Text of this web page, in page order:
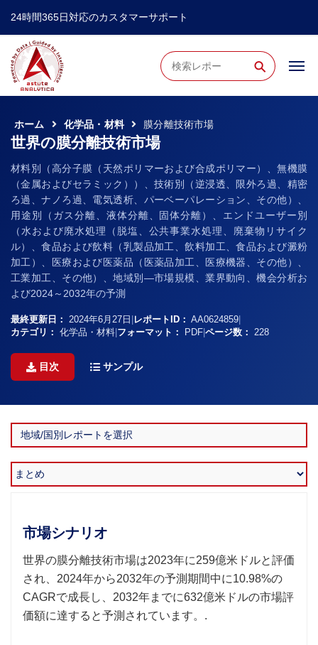
24時間365日対応のカスタマーサポート
⚲
ホーム 化学品・材料 膜分離技術市場
世界の膜分離技術市場
材料別（高分子膜（天然ポリマーおよび合成ポリマー）、無機膜
（金属およびセラミック））、技術別（逆浸透、限外ろ過、精密
ろ過、ナノろ過、電気透析、パーベーパレーション、その他）、
用途別（ガス分離、液体分離、固体分離）、エンドユーザー別
（水および廃水処理（脱塩、公共事業水処理、廃棄物リサイク
ル）、食品および飲料（乳製品加工、飲料加工、食品および澱粉
加工）、医療および医薬品（医薬品加工、医療機器、その他）、
工業加工、その他）、地域別―市場規模、業界動向、機会分析お
よび2024～2032年の予測
最終更新日： 2024年6月27日 レポートID： AA0624859
カテゴリ：
化学品・材料 フォーマット： PDF ページ数： 228
目次 サンプル
市場シナリオ
世界の膜分離技術市場は2023年に259億米ドルと評価
され、2024年から2032年の予測期間中に10.98%の
CAGRで成長し、2032年までに632億米ドルの市場評
価額に達すると予測されています。.